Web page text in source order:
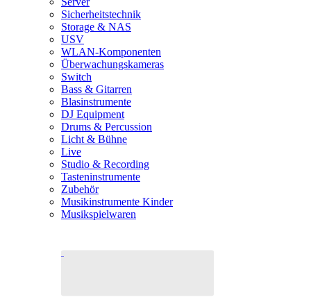
Sicherheitstechnik
Storage & NAS
USV
WLAN-Komponenten
Überwachungskameras
Switch
Bass & Gitarren
Blasinstrumente
DJ Equipment
Drums & Percussion
Licht & Bühne
Live
Studio & Recording
Tasteninstrumente
Zubehör
Musikinstrumente Kinder
Musikspielwaren